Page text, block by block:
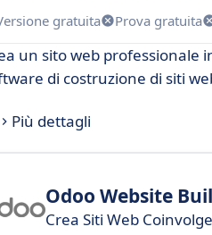
gratuita Prova gratuita
un sito web professionale
di costruzione di siti
Più dettagli
Odoo Website
Crea Siti Web